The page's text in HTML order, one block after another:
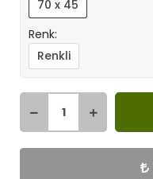
70 x 45
Renk:
Renkli